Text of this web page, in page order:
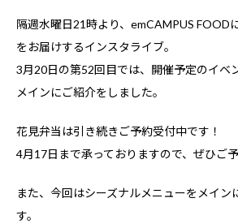
隔週水曜日21時より、emCAMPUS FOOD
をお届けするインスタライブ。
3月20日の第52回目では、開催予定のイベ
メインにご紹介をしました。
花見弁当は引き続きご予約受付中です！
4月17日まで承っておりますので、ぜひご
また、今回はシーズナルメニューをメイン
す。